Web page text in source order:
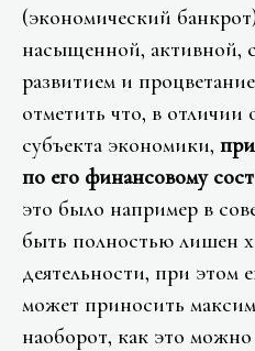
(экономический
насыщенной, активной,
развитием и
отметить что, в отличии
субъекта экономики,
по его финансовому
это было например в
быть полностью лишен
деятельности, при этом
может приносить
наоборот, как это